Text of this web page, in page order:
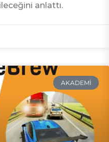
anlattı.
AKADEMI